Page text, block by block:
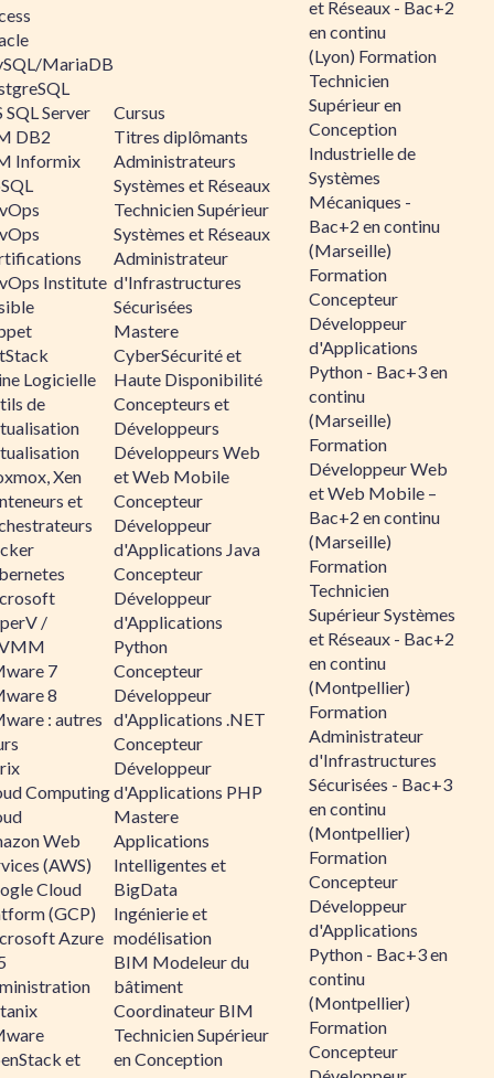
MariaDB
SQL Server
DB2
Informix
Institute
Logicielle
de
Xen
et
/
7
8
: autres
Computing
Web
(AWS)
Cloud
(GCP)
Azure
et
Cursus
Titres diplômants
Administrateurs
Systèmes et Réseaux
Technicien Supérieur
Systèmes et Réseaux
Administrateur
d'Infrastructures
Sécurisées
Mastere
CyberSécurité et
Haute Disponibilité
Concepteurs et
Développeurs
Développeurs Web
et Web Mobile
Concepteur
Développeur
d'Applications Java
Concepteur
Développeur
d'Applications
Python
Concepteur
Développeur
d'Applications .NET
Concepteur
Développeur
d'Applications PHP
Mastere
Applications
Intelligentes et
BigData
Ingénierie et
modélisation
BIM Modeleur du
bâtiment
Coordinateur BIM
Technicien Supérieur
en Conception
et Réseaux - Bac+2
en continu
(Lyon) Formation
Technicien
Supérieur en
Conception
Industrielle de
Systèmes
Mécaniques -
Bac+2 en continu
(Marseille)
Formation
Concepteur
Développeur
d'Applications
Python - Bac+3 en
continu
(Marseille)
Formation
Développeur Web
et Web Mobile –
Bac+2 en continu
(Marseille)
Formation
Technicien
Supérieur Systèmes
et Réseaux - Bac+2
en continu
(Montpellier)
Formation
Administrateur
d'Infrastructures
Sécurisées - Bac+3
en continu
(Montpellier)
Formation
Concepteur
Développeur
d'Applications
Python - Bac+3 en
continu
(Montpellier)
Formation
Concepteur